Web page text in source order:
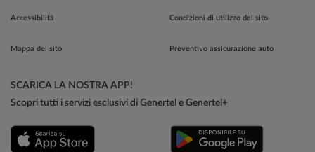
Accessibilità
Mappa del sito
Condizioni di utilizzo del sito
Preventivo assicurazione auto
SCARICA LA NOSTRA APP!
Scopri tutti i servizi esclusivi di Genertel e Genertel+